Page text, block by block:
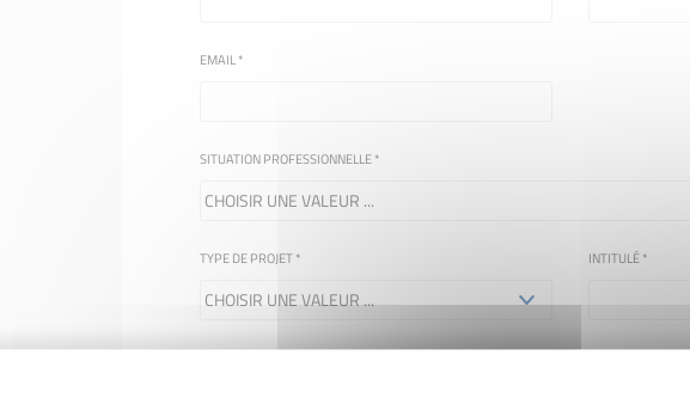
EMAIL*
SITUATION PROFESSIONNELLE*
TYPE DE PROJET* INTITULÉ*
DESCRIPTION DES PRODUITS ET SERVICES*